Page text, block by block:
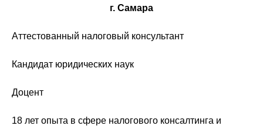
г. Самара
Аттестованный налоговый консультант
Кандидат юридических наук
Доцент
18 лет опыта в сфере налогового консалтинга и